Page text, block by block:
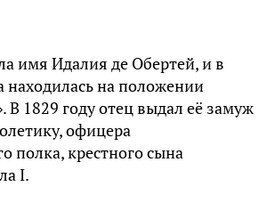
имя Идалия де Обертей, и в
находилась на положении
В 1829 году отец выдал её замуж
офицера
полка, крестного сына
I.